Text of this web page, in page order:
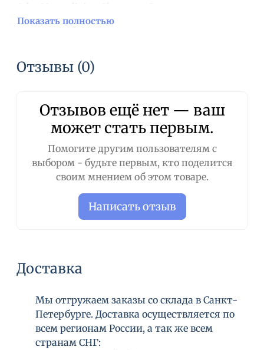
Odor Neutralizing Shampoo. Затем разведите
одну часть HYDRA HYDRA LUIZ RENATO
шерсти массажными движениями до
образования однородный пены. Смойте и
необходимость. Для достижения наилучшего
результата воспользуйтесь полной линейкой
продуктов HYDRA LUIZ RENATO Collection.
Water, Sodium Laureth Sulfate,
Cocamidopropyl Betaine, Lauryl Glucoside, PEG-7
Glyceryl Cocoate, Fragrance, Betaine,
Polyquaternium-39, Saccharomyces Ferment,
Показать полностью
Отзывы (0)
Отзывов ещё нет — ваш
может стать первым.
Помогите другим пользователям с
выбором - будьте первым, кто поделится
своим мнением об этом товаре.
Написать отзыв
Доставка
Мы отгружаем заказы со склада в Санкт-
Петербурге. Доставка осуществляется по
всем регионам России, а так же всем
странам СНГ: